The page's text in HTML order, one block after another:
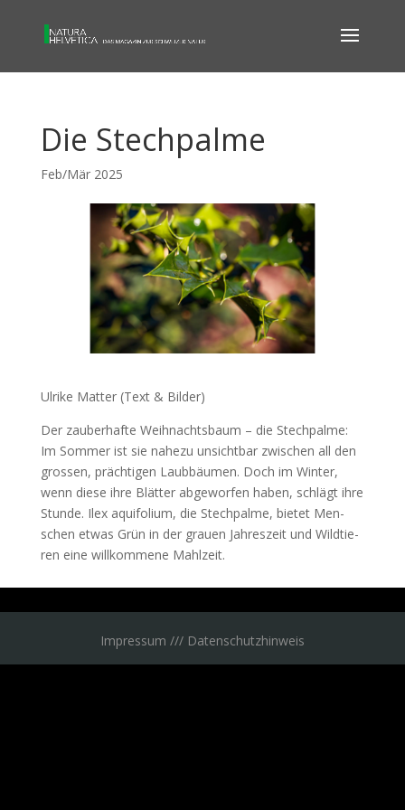
Die Stech­pal­me
Feb/Mär 2025
Ulri­ke Mat­ter (Text & Bilder)
Der zau­ber­haf­te Weih­nachts­baum – die Stech­pal­me:
Im Som­mer ist sie nahe­zu unsicht­bar zwi­schen all den
gros­sen, präch­ti­gen Laub­bäu­men. Doch im Win­ter,
wenn die­se ihre Blät­ter abge­wor­fen haben, schlägt ihre
Stun­de. Ilex aqui­fo­li­um, die Stech­pal­me, bie­tet Men­
schen etwas Grün in der grau­en Jah­res­zeit und Wild­tie­
ren eine will­kom­me­ne Mahlzeit.
Impressum /// Datenschutzhinweis